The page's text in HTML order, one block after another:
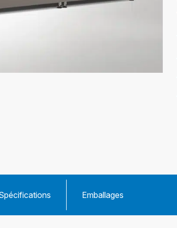
Emballages